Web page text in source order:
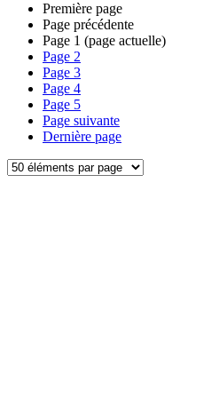
Première page
Page précédente
Page 1 (page actuelle)
Page 2
Page 3
Page 4
Page 5
Page suivante
Dernière page